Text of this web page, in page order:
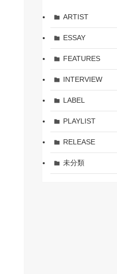
ARTIST
ESSAY
FEATURES
INTERVIEW
LABEL
PLAYLIST
RELEASE
未分類